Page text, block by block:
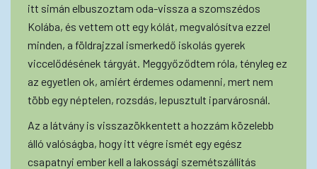
itt simán elbuszoztam oda-vissza a szomszédos
Kolába, és vettem ott egy kólát, megvalósítva ezzel
minden, a földrajzzal ismerkedő iskolás gyerek
viccelődésének tárgyát. Meggyőződtem róla, tényleg ez
az egyetlen ok, amiért érdemes odamenni, mert nem
több egy néptelen, rozsdás, lepusztult iparvárosnál.
Az a látvány is visszazökkentett a hozzám közelebb
álló valóságba, hogy itt végre ismét egy egész
csapatnyi ember kell a lakossági szemétszállítás